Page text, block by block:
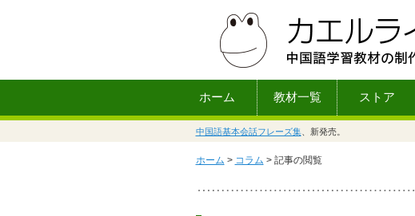
ホーム 教材一覧 ストア
中国語基本会話フレーズ集、新発売。
ホーム > コラム > 記事の閲覧